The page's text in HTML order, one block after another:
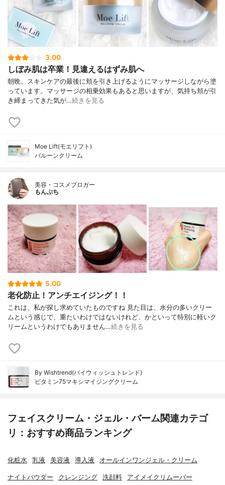
3.00
しぼみ肌は卒業！見違えるはずみ肌へ
朝晩、スキンケアの最後に頬を引き上げるようにマッサージしながら塗
っています。マッサージの相乗効果もあると思いますが、気持ち頬が引
き締まってきた気が…続きを見る
Moe Lift(モエリフト)
バルーンクリーム
美容・コスメブロガー
もんぷち
5.00
老化防止！アンチエイジング！！
これは、私が探し求めていたものですね 見た目は、水分の多いクリー
ムという感じで、重たいわけではないけれど、かといって特別に軽いク
リームというわけでもありません…続きを見る
By Wishtrend(バイウィッシュトレンド)
ビタミン75マキシマイジングクリーム
フェイスクリーム・ジェル・バーム関連カテゴ
リ：おすすめ商品ランキング
化粧水 乳液 美容液 導入液 オールインワンジェル・クリーム
ナイトパウダー クレンジング 洗顔料 アイメイクリムーバー